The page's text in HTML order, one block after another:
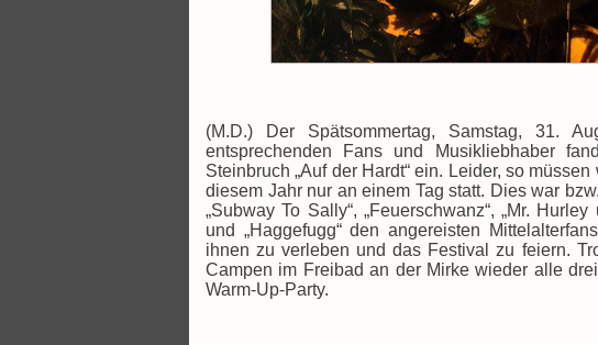
(M.D.) Der Spätsommertag, Samstag, 31.
entsprechenden Fans und Musikliebhaber
Steinbruch „Auf der Hardt“ ein. Leider, so
diesem Jahr nur an einem Tag statt. Dies war
„Subway To Sally“, „Feuerschwanz“, „Mr.
und „Haggefugg“ den angereisten
ihnen zu verleben und das Festival zu feiern.
Campen im Freibad an der Mirke wieder alle
Warm-Up-Party.